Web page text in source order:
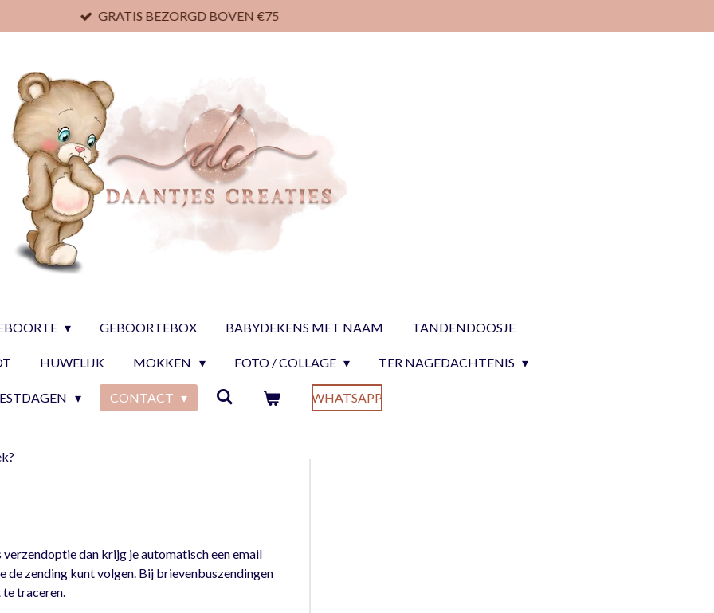
GRATIS BEZORGD BOVEN €75
GEBOORTEBOX BABYDEKENS MET NAAM TANDENDOOSJE
HUWELIJK MOKKEN FOTO / COLLAGE TER NAGEDACHTENIS
CONTACT WHATSAPP
dan krijg je automatisch een email
de zending kunt volgen. Bij brievenbuszendingen
traceren.